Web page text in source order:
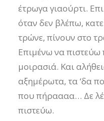
έτρωγα γιαούρτι.
όταν δεν βλέπω,
τρώνε, πίνουν στο
Επιμένω να πιστεύω
μοιρασιά. Και
αξημέρωτα, τα ‘δα
που πήραααα… Δε
πιστεύω.